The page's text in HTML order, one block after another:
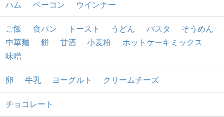
ハム
ベーコン ウインナー
ご飯 食パン トースト うどん パスタ
そうめん
中華麺
餅 甘酒 小麦粉
ホットケーキミックス
味噌
卵 牛乳 ヨーグルト クリームチーズ
チョコレート